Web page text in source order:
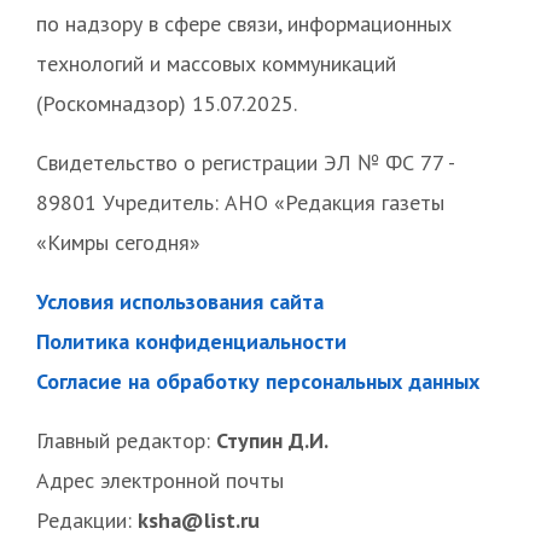
по надзору в сфере связи, информационных
технологий и массовых коммуникаций
(Роскомнадзор) 15.07.2025.
Свидетельство о регистрации ЭЛ № ФС 77 -
89801 Учредитель: АНО «Редакция газеты
«Кимры сегодня»
Условия использования сайта
Политика конфиденциальности
Согласие на обработку персональных данных
Главный редактор: Ступин Д.И.
Адрес электронной почты
Редакции: ksha@list.ru